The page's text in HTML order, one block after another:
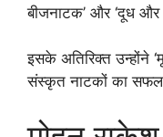
बीजनाटक’ और ‘दूध
इसके अतिरिक्त उन्होंने
संस्कृत नाटकों का सफल